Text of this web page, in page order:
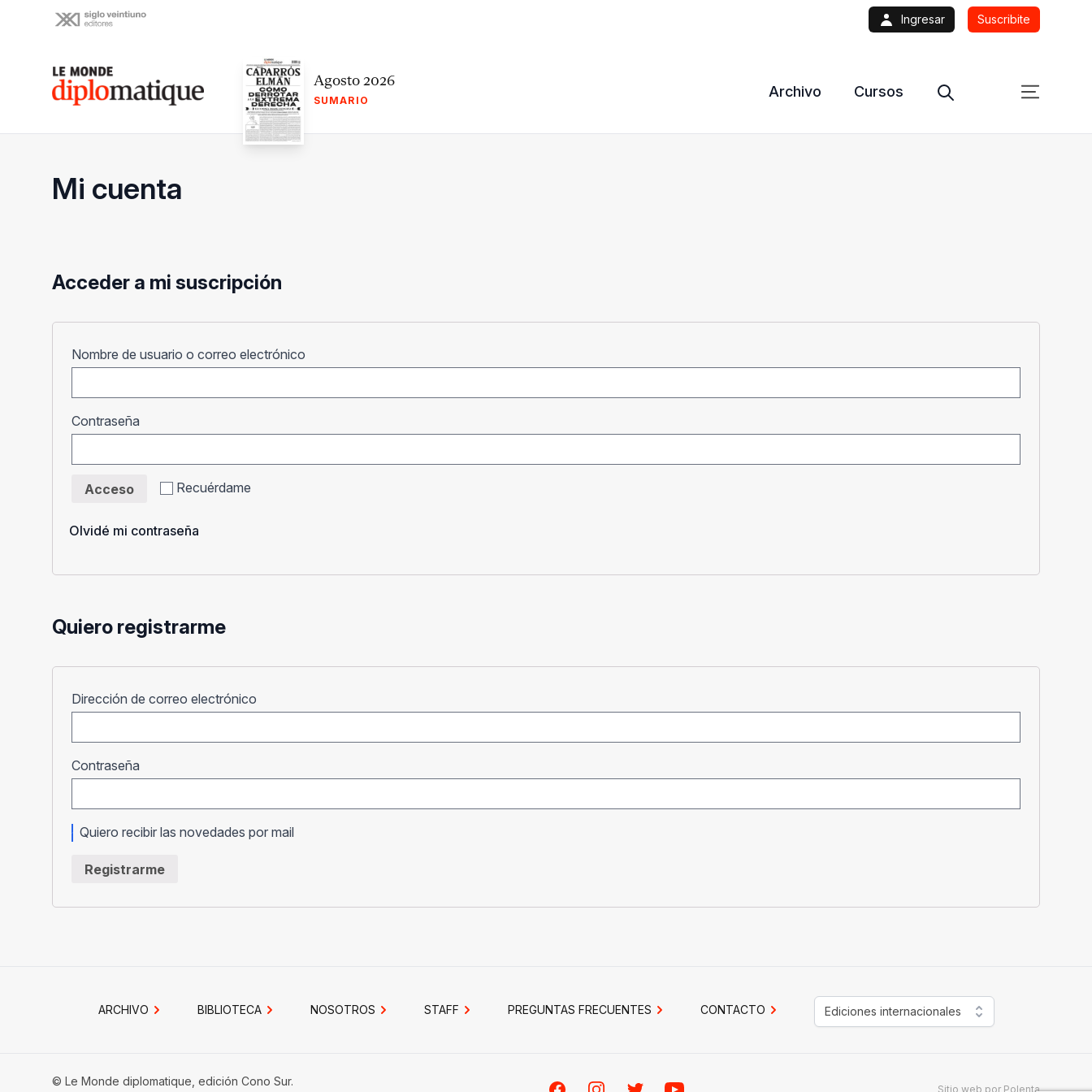
Ingresar Suscribite
Le monde diplomatique Agosto 2026
SUMARIO
Archivo Cursos
Mi cuenta
Acceder a mi suscripción
Nombre de usuario o correo electrónico
Contraseña
Recuérdame
Acceso
Olvidé mi contraseña
Quiero registrarme
Dirección de correo electrónico
Contraseña
Quiero recibir las novedades por mail
Registrarme
ARCHIVO BIBLIOTECA NOSOTROS STAFF PREGUNTAS FRECUENTES CONTACTO Ediciones internacionales
© Le Monde diplomatique, edición Cono Sur.
Sitio web por Polenta